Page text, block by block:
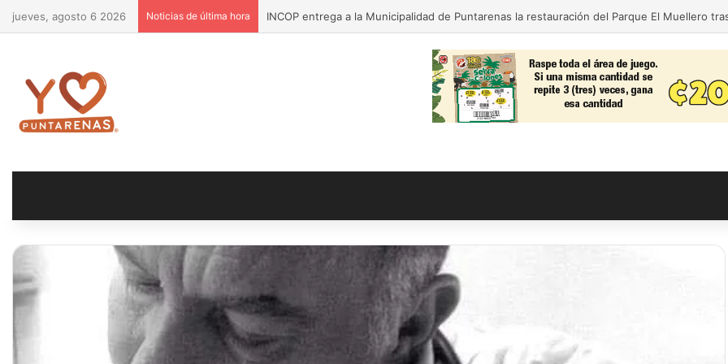
jueves, agosto 6 2026 Noticias de última hora ¡Más calidad de vida para nuestra gente! El Monseñor Sanabria estrena moderna farmacia